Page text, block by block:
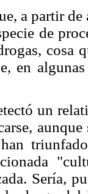
a partir
de
cosa
en
un
Sería,